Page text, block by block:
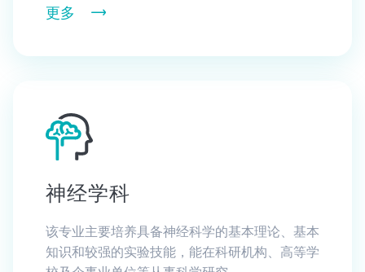
更多
神经学科
该专业主要培养具备神经科学的基本理论、基本
知识和较强的实验技能，能在科研机构、高等学